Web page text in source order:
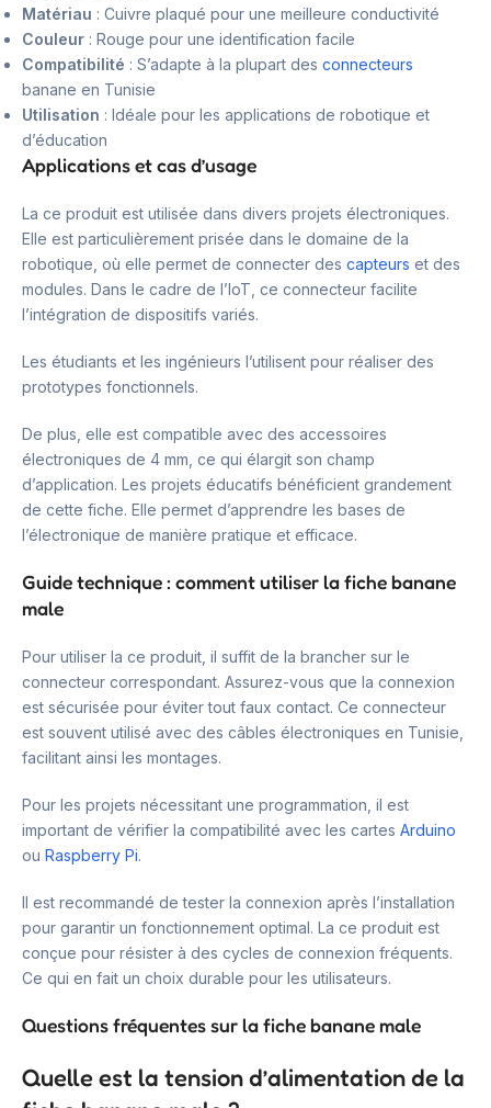
Matériau : Cuivre plaqué pour une meilleure conductivité
Couleur : Rouge pour une identification facile
Compatibilité : S’adapte à la plupart des connecteurs
banane en Tunisie
Utilisation : Idéale pour les applications de robotique et
d’éducation
Applications et cas d’usage
La ce produit est utilisée dans divers projets électroniques.
Elle est particulièrement prisée dans le domaine de la
robotique, où elle permet de connecter des capteurs et des
modules. Dans le cadre de l’IoT, ce connecteur facilite
l’intégration de dispositifs variés.
Les étudiants et les ingénieurs l’utilisent pour réaliser des
prototypes fonctionnels.
De plus, elle est compatible avec des accessoires
électroniques de 4 mm, ce qui élargit son champ
d’application. Les projets éducatifs bénéficient grandement
de cette fiche. Elle permet d’apprendre les bases de
l’électronique de manière pratique et efficace.
Guide technique : comment utiliser la fiche banane
male
Pour utiliser la ce produit, il suffit de la brancher sur le
connecteur correspondant. Assurez-vous que la connexion
est sécurisée pour éviter tout faux contact. Ce connecteur
est souvent utilisé avec des câbles électroniques en Tunisie,
facilitant ainsi les montages.
Pour les projets nécessitant une programmation, il est
important de vérifier la compatibilité avec les cartes Arduino
ou Raspberry Pi.
Il est recommandé de tester la connexion après l’installation
pour garantir un fonctionnement optimal. La ce produit est
conçue pour résister à des cycles de connexion fréquents.
Ce qui en fait un choix durable pour les utilisateurs.
Questions fréquentes sur la fiche banane male
Quelle est la tension d’alimentation de la